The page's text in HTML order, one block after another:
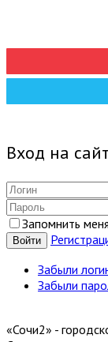
Вход на
Запомнить меня
Войти
Забыли
Забыли
«Сочи2» -